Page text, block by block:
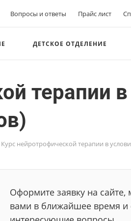
Вопросы и ответы Прайс лист
ДЕТСКОЕ ОТДЕЛЕНИЕ
терапии
Курс нейротрофической терапии в
Оформите заявку на
вами в ближайшее время и